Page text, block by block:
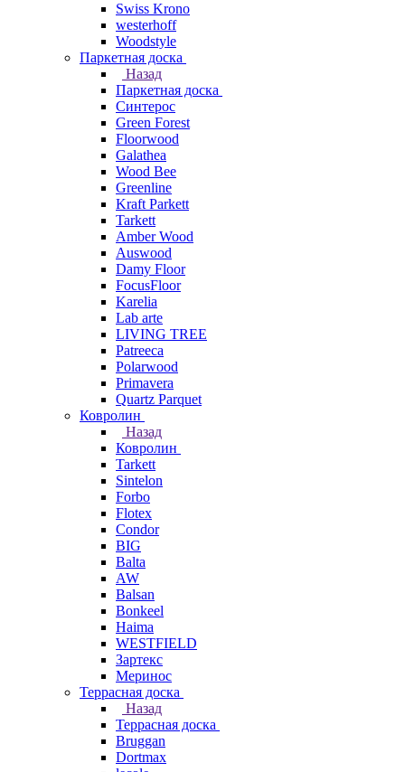
Swiss Krono
westerhoff
Woodstyle
Паркетная доска
Назад
Паркетная доска
Синтерос
Green Forest
Floorwood
Galathea
Wood Bee
Greenline
Kraft Parkett
Tarkett
Amber Wood
Auswood
Damy Floor
FocusFloor
Karelia
Lab arte
LIVING TREE
Patreeca
Polarwood
Primavera
Quartz Parquet
Ковролин
Назад
Ковролин
Tarkett
Sintelon
Forbo
Flotex
Condor
BIG
Balta
AW
Balsan
Bonkeel
Haima
WESTFIELD
Зартекс
Меринос
Террасная доска
Назад
Террасная доска
Bruggan
Dortmax